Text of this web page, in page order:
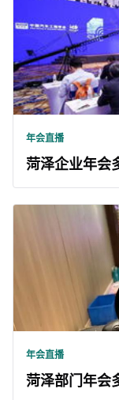
年会直播
菏泽企业年会
年会直播
菏泽部门年会